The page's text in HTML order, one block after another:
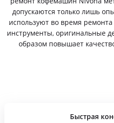
допускаются только лишь
используют во время
инструменты, оригинальные
образом повышает
Быстрая